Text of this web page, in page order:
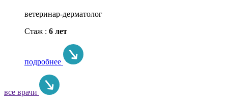
ветеринар-дерматолог
Стаж : 6 лет
подробнее
все врачи